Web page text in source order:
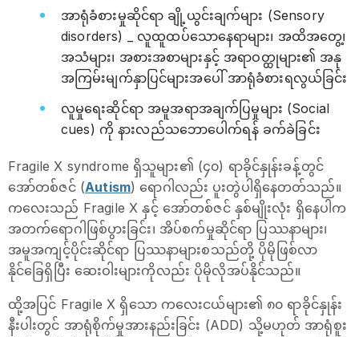
အာရုံခံစားမှုဆိုင်ရာ ချို့ယွင်းချက်များ (Sensory
disorders) _ လူထူထပ်သောနေရာများ၊ အထိအတွေ့၊
အသံများ၊ အစားအစာများနှင့် အရာဝတ္ထုများ၏ အနု
အကြမ်းမျက်နှာပြင်များအပေါ် အာရုံခံစားရလွယ်ခြင်း
လူမှုရေးဆိုင်ရာ အမူအရာအချက်ပြမှုများ (Social
cues) ကို နားလည်သဘောပေါက်ရန် ခက်ခဲခြင်း
Fragile X syndrome ရှိသူများ၏ (၄၀) ရာခိုင်နှုန်းခန့်တွင်
အော်တစ်ဇင် (Autism) ရောဂါလည်း ပူးတွဲပါရှိနေတတ်သည်။
ကလေးသည် Fragile X နှင့် အော်တစ်ဇင် နှစ်မျိုးလုံး ရှိနေပါက
အတက်ရောဂါဖြစ်ပွားခြင်း၊ အိပ်စက်မှုဆိုင်ရာ ပြဿနာများ၊
အမူအကျင့်ပိုင်းဆိုင်ရာ ပြဿနာများစသည်တို့ ပိုမိုဖြစ်လာ
နိုင်ခြေရှိပြီး ဆေးဝါးများကိုလည်း ပိုမိုလိုအပ်နိုင်သည်။
ထို့အပြင် Fragile X ရှိသော ကလေးငယ်များ၏ ၈၀ ရာခိုင်နှုန်း
နီးပါးတွင် အာရုံစိုက်မှုအားနည်းခြင်း (ADD) သို့မဟုတ် အာရုံစူး